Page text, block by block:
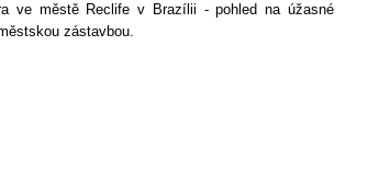
ve městě Reclife v Brazílii - pohled na úžasné
zástavbou.